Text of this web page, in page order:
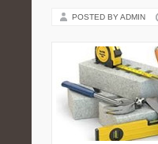
POSTED BY ADMIN